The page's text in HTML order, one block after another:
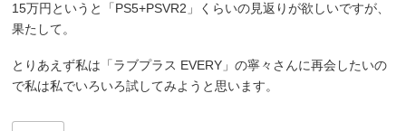
15万円というと「PS5+PSVR2」くらいの見返りが欲しいですが、
果たして。
とりあえず私は「ラブプラス EVERY」の寧々さんに再会したいの
で私は私でいろいろ試してみようと思います。